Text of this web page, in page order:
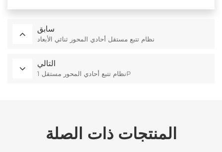
سابق
نظام تتبع مستقل أحادي المحور ثنائي الأبعاد
التالي
نظام تتبع أحادي المحور مستقل 1P
المنتجات ذات الصلة